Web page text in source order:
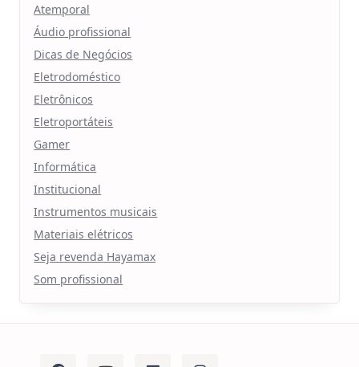
Atemporal
Áudio profissional
Dicas de Negócios
Eletrodoméstico
Eletrônicos
Eletroportáteis
Gamer
Informática
Institucional
Instrumentos musicais
Materiais elétricos
Seja revenda Hayamax
Som profissional